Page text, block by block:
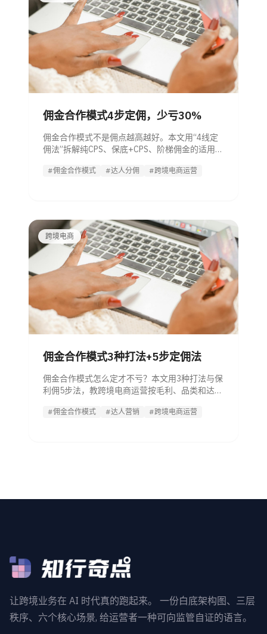
佣金合作模式4步定佣，少亏30%
佣金合作模式不是佣点越高越好。本文用“4线定
佣法”拆解纯CPS、保底+CPS、阶梯佣金的适用场
卖家少亏30%。
#佣金合作模式 #达人分佣 #跨境电商运营
跨境电商
佣金合作模式3种打法+5步定佣法
佣金合作模式怎么定才不亏？本文用3种打法与保
利佣5步法，教跨境电商运营按毛利、品类和达人
#佣金合作模式 #达人营销 #跨境电商运营
让跨境业务在 AI 时代真的跑起来。 一份白底架构图、三层
秩序、六个核心场景, 给运营者一种可向监管自证的语言。